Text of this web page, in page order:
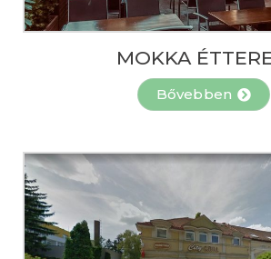
MOKKA
Bővebben